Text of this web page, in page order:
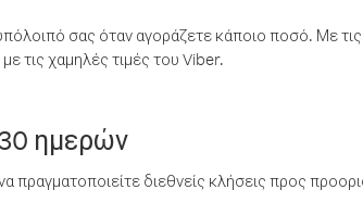
σας όταν αγοράζετε κάποιο ποσό. Με
τις χαμηλές τιμές του Viber.
ημερών
πραγματοποιείτε διεθνείς κλήσεις προς